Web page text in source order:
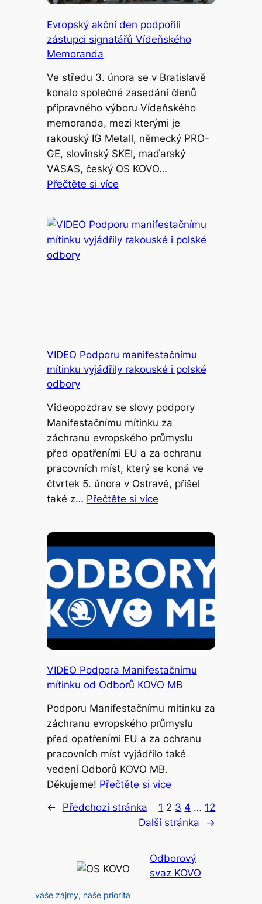
Evropský akční den podpořili
zástupci signatářů Vídeňského
Memoranda
Ve středu 3. února se v Bratislavě
konalo společné zasedání členů
přípravného výboru Vídeňského
memoranda, mezi kterými je
rakouský IG Metall, německý PRO-
GE, slovinský SKEI, maďarský
VASAS, český OS KOVO…
Přečtěte si více
VIDEO Podporu manifestačnímu
mítinku vyjádřily rakouské i polské
odbory
Videopozdrav se slovy podpory
Manifestačnímu mítinku za
záchranu evropského průmyslu
před opatřeními EU a za ochranu
pracovních míst, který se koná ve
čtvrtek 5. února v Ostravě, přišel
také z… Přečtěte si více
VIDEO Podpora Manifestačnímu
mítinku od Odborů KOVO MB
Podporu Manifestačnímu mítinku za
záchranu evropského průmyslu
před opatřeními EU a za ochranu
pracovních míst vyjádřilo také
vedení Odborů KOVO MB.
Děkujeme! Přečtěte si více
←
Předchozí stránka 1 2 3 4 … 12
Další stránka
→
Odborový
svaz KOVO
vaše zájmy, naše priorita